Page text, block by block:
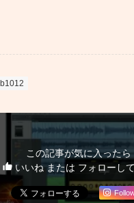
b1012
この記事が気に入ったら
いいね または フォローして